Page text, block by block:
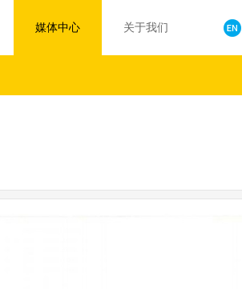
媒体中心 关于我们